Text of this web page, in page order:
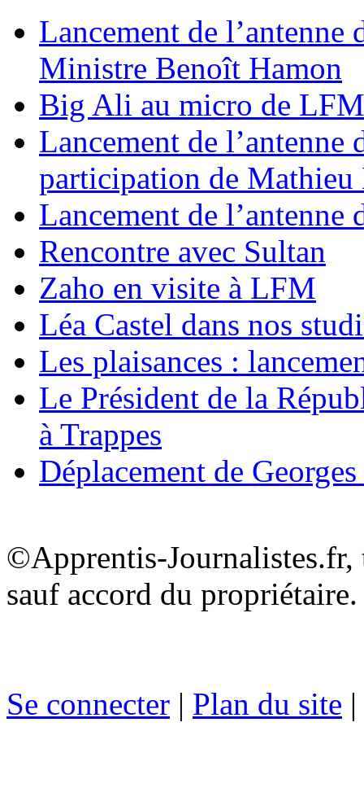
Lancement de
Ministre Benoît Hamon
Big Ali au micro de LFM
Lancement de l’antenne
participation de Mathieu
Lancement de l’antenne
Rencontre avec Sultan
Zaho en visite à LFM
Léa Castel dans nos
Les plaisances :
Le Président de la
à Trappes
Déplacement de
©Apprentis-
sauf accord du propriétaire.
Se connecter | Plan du site |